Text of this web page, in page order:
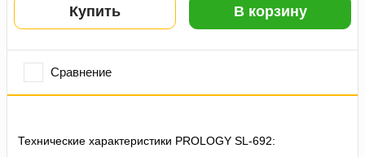
Купить В корзину
Сравнение
Технические характеристики PROLOGY SL-692: